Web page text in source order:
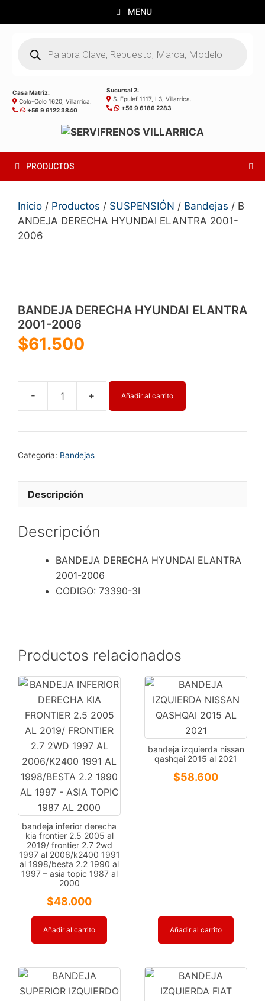
al
MENU
productos
Casa Matríz:
Colo-Colo 1620, Villarrica.
+56 9 6122 3840
Sucursal 2:
S. Epulef 1117, L3, Villarrica.
+56 9 6186 2283
PRODUCTOS
Inicio / Productos / SUSPENSIÓN / Bandejas / B
ANDEJA DERECHA HYUNDAI ELANTRA 2001-
2006
BANDEJA DERECHA HYUNDAI ELANTRA
2001-2006
$61.500
BANDEJA
HYUNDAI
Añadir al carrito
Categoría: Bandejas
Descripción
Descripción
BANDEJA DERECHA HYUNDAI ELANTRA
2001-2006
CODIGO: 73390-3Ι
Productos relacionados
bandeja inferior derecha
kia frontier 2.5 2005 al
2019/ frontier 2.7 2wd
1997 al 2006/k2400 1991
al 1998/besta 2.2 1990 al
1997 – asia topic 1987 al
2000
$48.000
Añadir al carrito
bandeja izquierda nissan
qashqai 2015 al 2021
$58.600
Añadir al carrito